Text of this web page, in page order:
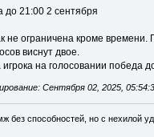
до 21:00 2 сентября
не ограничена кроме времени.
виснут двое.
игрока на голосовании
Сентября 02, 2025,
без способностей, но с нехилой